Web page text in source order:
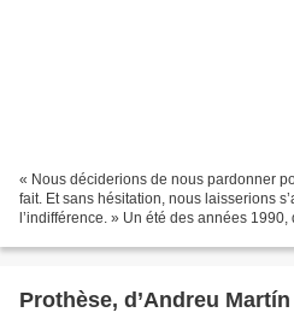
« Nous déciderions de nous pardonner
fait. Et sans hésitation, nous laisserions
l’indifférence. » Un été des années
Prothèse, d’Andreu Martín